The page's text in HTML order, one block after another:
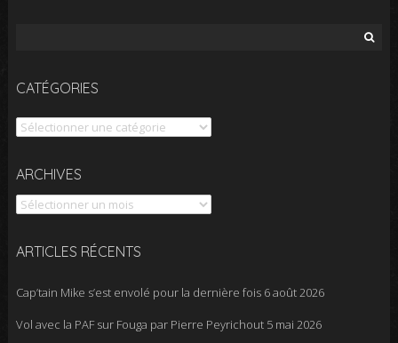
CATÉGORIES
Catégories
ARCHIVES
Archives
ARTICLES RÉCENTS
Cap’tain Mike s’est envolé pour la dernière fois 6 août 2026
Vol avec la PAF sur Fouga par Pierre Peyrichout 5 mai 2026